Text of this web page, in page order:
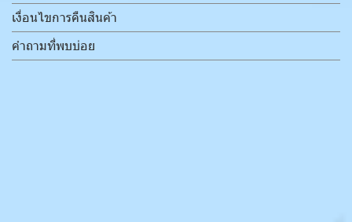
เงื่อนไขการคืนสินค้า
คำถามที่พบบ่อย